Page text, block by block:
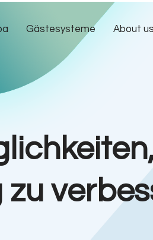
Gästesysteme About us